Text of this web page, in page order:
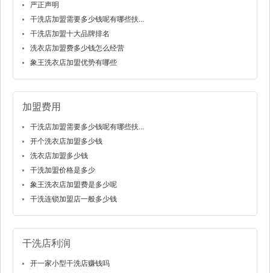
严正声明
干洗店加盟需要多少钱呢有哪些扶...
干洗店加盟十大品牌排名
洗衣店加盟费多少钱怎么经营
象王洗衣店加盟优势有哪些
加盟费用
干洗店加盟需要多少钱呢有哪些扶...
开个洗衣店加盟多少钱
洗衣店加盟多少钱
干洗加盟价格是多少
象王洗衣店加盟费是多少呢
干洗连锁加盟店一般多少钱
干洗店利润
开一家小型干洗店赚钱吗